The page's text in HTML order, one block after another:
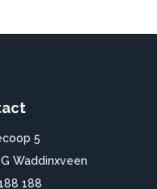
5
Waddinxveen
188